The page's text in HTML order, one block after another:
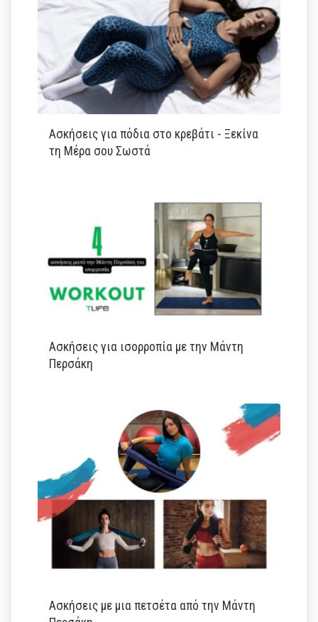
Ασκήσεις για πόδια στο κρεβάτι - Ξεκίνα
τη Μέρα σου Σωστά
Ασκήσεις για ισορροπία με την Μάντη
Περσάκη
Ασκήσεις με μια πετσέτα από την Μάντη